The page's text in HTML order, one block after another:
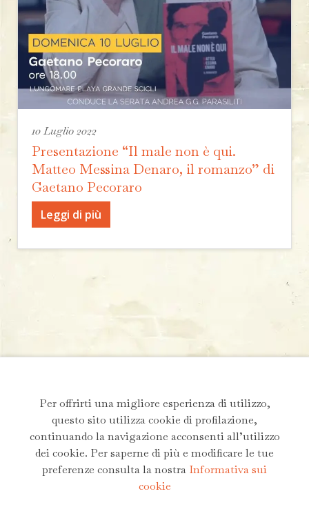
10 Luglio 2022
Presentazione “Il male non è qui.
Matteo Messina Denaro, il romanzo” di
Gaetano Pecoraro
Leggi di più
Andrea G.G. Parasiliti
Email:andrea.parasiliti@gmail.com
Scrivimi un messaggio
Per offrirti una migliore esperienza di utilizzo,
questo sito utilizza cookie di profilazione,
continuando la navigazione acconsenti all’utilizzo
dei cookie. Per saperne di più e modificare le tue
preferenze consulta la nostra Informativa sui
cookie